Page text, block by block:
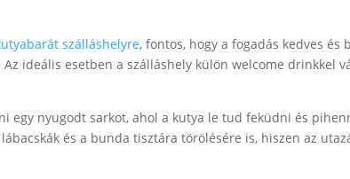
szálláshelyre, fontos, hogy a fogadás kedves és
ideális esetben a szálláshely külön welcome drinkkel
egy nyugodt sarkot, ahol a kutya le tud feküdni és
és a bunda tisztára törölésére is, hiszen az